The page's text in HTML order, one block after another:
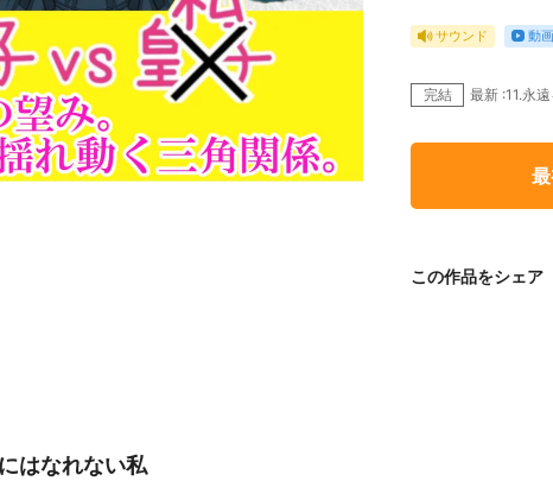
サウンド 動
完結 最新 :11.永
この作品をシェア
はなれない私